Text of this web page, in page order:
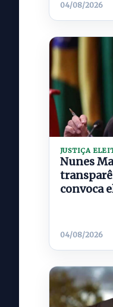
04/08/2026
JUSTIÇA
Nunes
convoca
04/08/2026